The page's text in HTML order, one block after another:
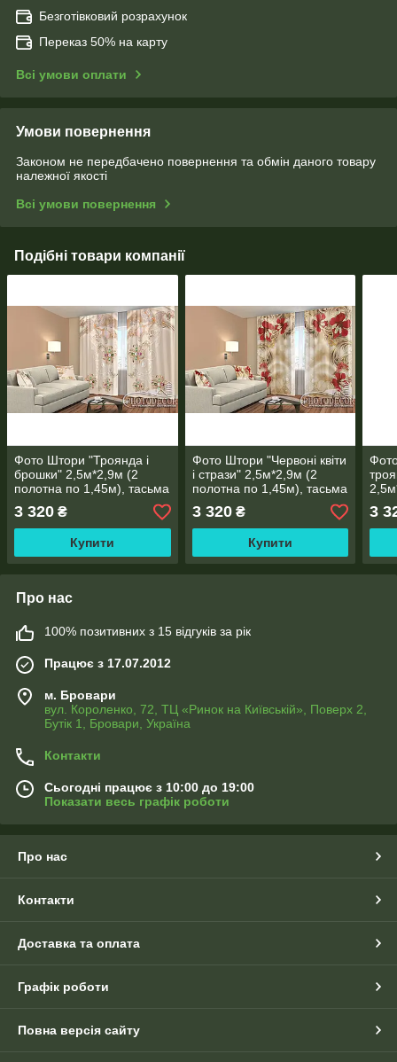
Безготівковий розрахунок
Переказ 50% на карту
Всі умови оплати
Умови повернення
Законом не передбачено повернення та обмін даного товару
належної якості
Всі умови повернення
Подібні товари компанії
Фото Штори "Троянда і
брошки" 2,5м*2,9м (2
полотна по 1,45м), тасьма
3 320 ₴
Купити
Фото Штори "Червоні квіти
і стрази" 2,5м*2,9м (2
полотна по 1,45м), тасьма
3 320₴
Купити
3
Про нас
100% позитивних з 15 відгуків за рік
Працює з 17.07.2012
м. Бровари
вул. Короленко, 72, ТЦ «Ринок на Київській», Поверх 2,
Бутік 1, Бровари, Україна
Контакти
Сьогодні працює з 10:00 до 19:00
Показати весь графік роботи
Про нас
Контакти
Доставка та оплата
Графік роботи
Повна версія сайту